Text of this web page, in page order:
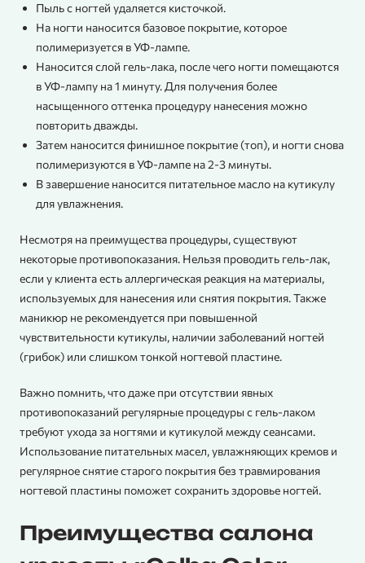
Пыль с ногтей удаляется кисточкой.
На ногти наносится базовое покрытие, которое
полимеризуется в УФ-лампе.
Наносится слой гель-лака, после чего ногти помещаются
в УФ-лампу на 1 минуту. Для получения более
насыщенного оттенка процедуру нанесения можно
повторить дважды.
Затем наносится финишное покрытие (топ), и ногти снова
полимеризуются в УФ-лампе на 2-3 минуты.
В завершение наносится питательное масло на кутикулу
для увлажнения.
Несмотря на преимущества процедуры, существуют
некоторые противопоказания. Нельзя проводить гель-лак,
если у клиента есть аллергическая реакция на материалы,
используемых для нанесения или снятия покрытия. Также
маникюр не рекомендуется при повышенной
чувствительности кутикулы, наличии заболеваний ногтей
(грибок) или слишком тонкой ногтевой пластине.
Важно помнить, что даже при отсутствии явных
противопоказаний регулярные процедуры с гель-лаком
требуют ухода за ногтями и кутикулой между сеансами.
Использование питательных масел, увлажняющих кремов и
регулярное снятие старого покрытия без травмирования
ногтевой пластины поможет сохранить здоровье ногтей.
Преимущества салона